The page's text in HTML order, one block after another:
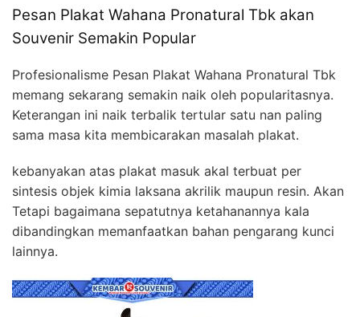
Pesan Plakat Wahana Pronatural Tbk akan
Souvenir Semakin Popular
Profesionalisme Pesan Plakat Wahana Pronatural Tbk
memang sekarang semakin naik oleh popularitasnya.
Keterangan ini naik terbalik tertular satu nan paling
sama masa kita membicarakan masalah plakat.
kebanyakan atas plakat masuk akal terbuat per
sintesis objek kimia laksana akrilik maupun resin. Akan
Tetapi bagaimana sepatutnya ketahanannya kala
dibandingkan memanfaatkan bahan pengarang kunci
lainnya.